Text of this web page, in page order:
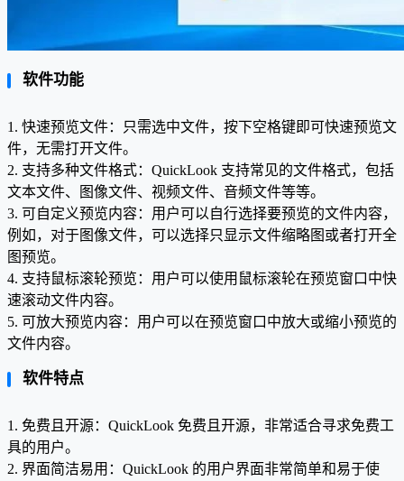
软件功能
1. 快速预览文件：只需选中文件，按下空格键即可快速预览文
件，无需打开文件。
2. 支持多种文件格式：QuickLook 支持常见的文件格式，包括
文本文件、图像文件、视频文件、音频文件等等。
3. 可自定义预览内容：用户可以自行选择要预览的文件内容，
例如，对于图像文件，可以选择只显示文件缩略图或者打开全
图预览。
4. 支持鼠标滚轮预览：用户可以使用鼠标滚轮在预览窗口中快
速滚动文件内容。
5. 可放大预览内容：用户可以在预览窗口中放大或缩小预览的
文件内容。
软件特点
1. 免费且开源：QuickLook 免费且开源，非常适合寻求免费工
具的用户。
2. 界面简洁易用：QuickLook 的用户界面非常简单和易于使